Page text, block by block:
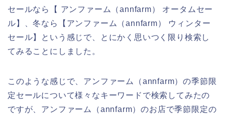
セールなら【 アンファーム（annfarm） オータムセー
ル】、冬なら【アンファーム（annfarm） ウィンター
セール】という感じで、とにかく思いつく限り検索し
てみることにしました。
このような感じで、アンファーム（annfarm）の季節限
定セールについて様々なキーワードで検索してみたの
ですが、アンファーム（annfarm）のお店で季節限定の